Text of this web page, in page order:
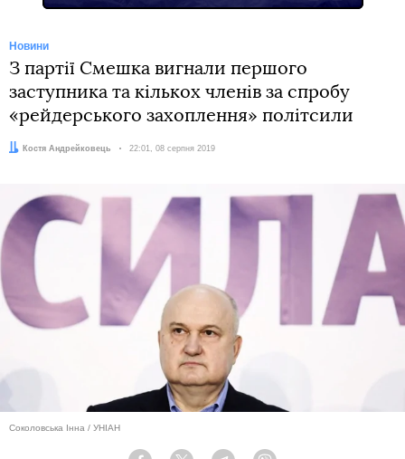
Новини
З партії Смешка вигнали першого
заступника та кількох членів за спробу
«рейдерського захоплення» політсили
Автор:Костя Андрейковець Дата:
22:01, 08 серпня 2019
Соколовська Інна / УНІАН